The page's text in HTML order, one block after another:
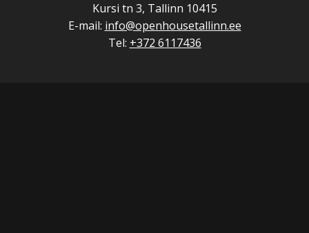
Kursi tn 3, Tallinn 10415
E-mail: info@openhousetallinn.ee
Tel: +372 6117436